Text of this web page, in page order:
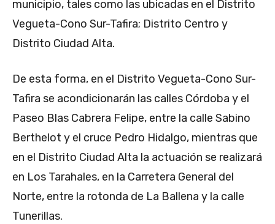
municipio, tales como las ubicadas en el Distrito
Vegueta-Cono Sur-Tafira; Distrito Centro y
Distrito Ciudad Alta.
De esta forma, en el Distrito Vegueta-Cono Sur-
Tafira se acondicionarán las calles Córdoba y el
Paseo Blas Cabrera Felipe, entre la calle Sabino
Berthelot y el cruce Pedro Hidalgo, mientras que
en el Distrito Ciudad Alta la actuación se realizará
en Los Tarahales, en la Carretera General del
Norte, entre la rotonda de La Ballena y la calle
Tunerillas.